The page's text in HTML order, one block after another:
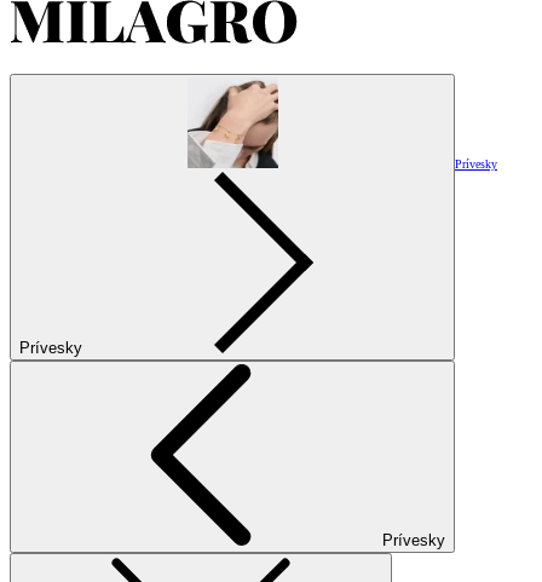
Prívesky
Prívesky
Prívesky